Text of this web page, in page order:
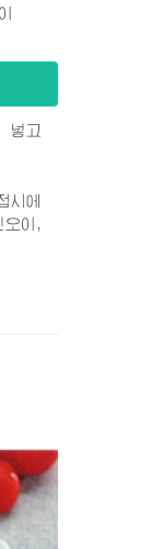
넣고
에
이,